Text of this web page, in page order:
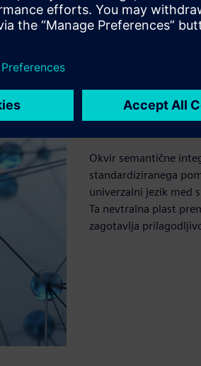
Okvir
Okvir semantične
standardiziranega
univerzalni jezik med
Ta nevtralna plast
zagotavlja